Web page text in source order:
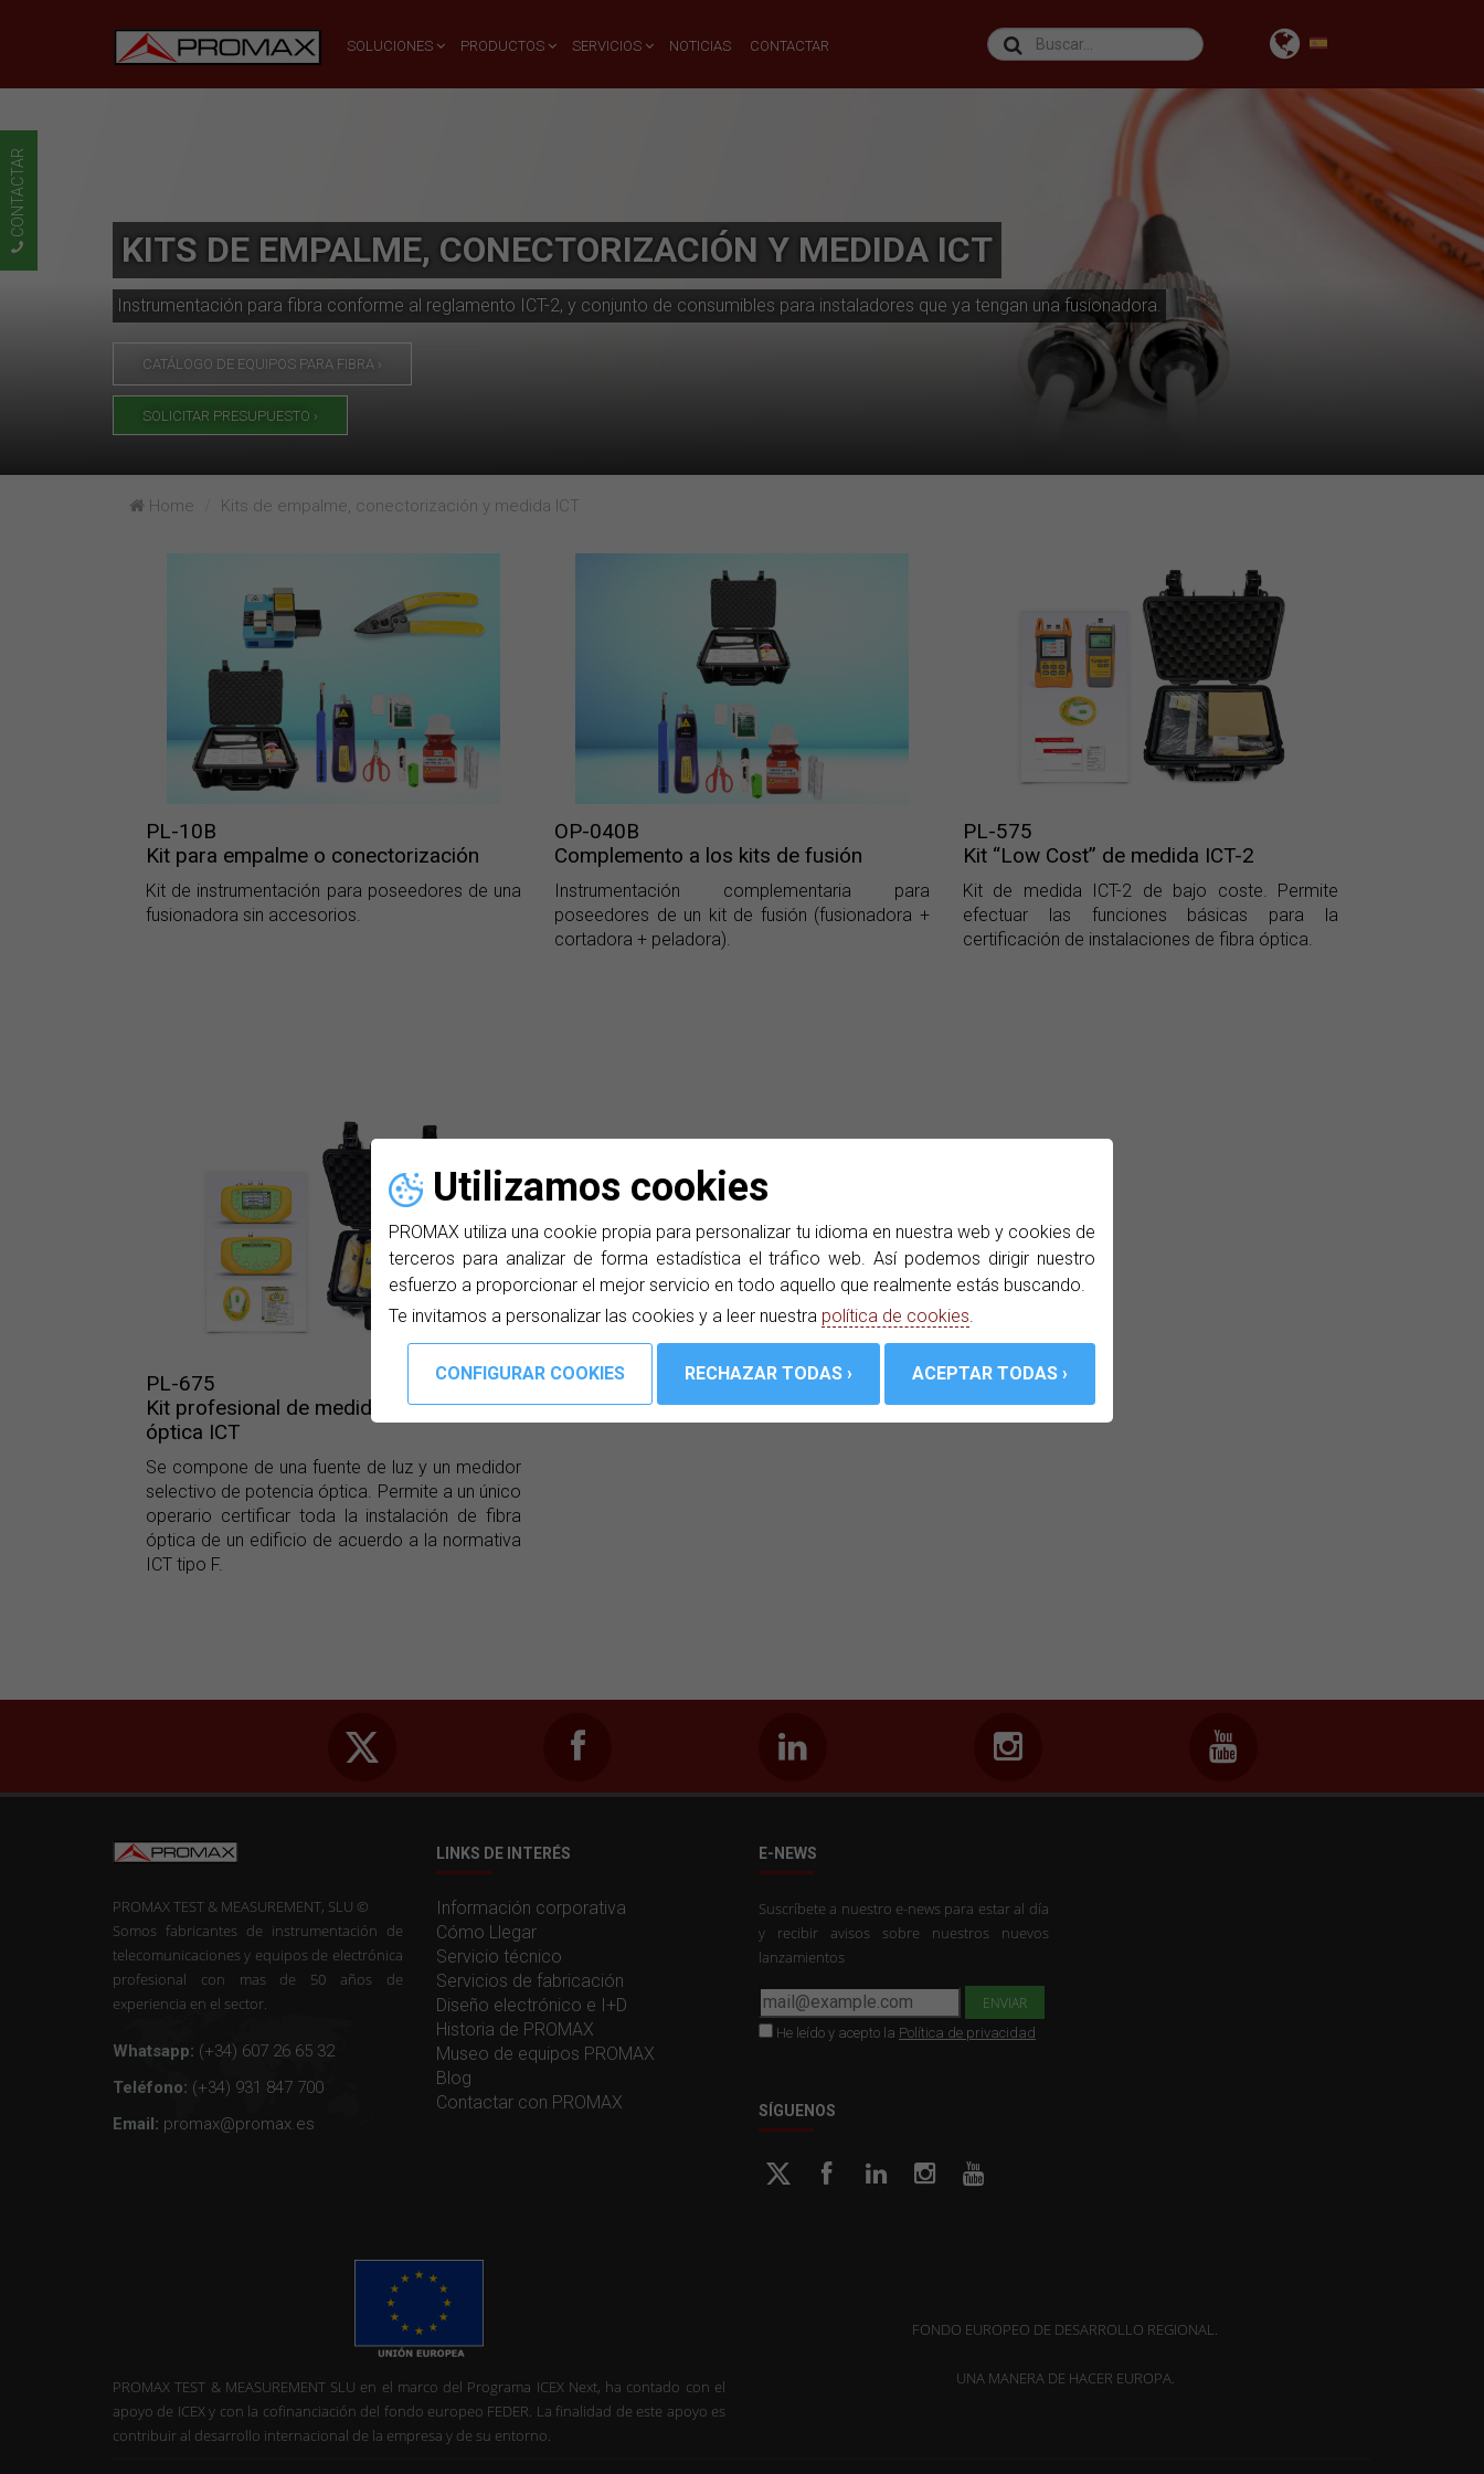
Utilizamos cookies
PROMAX utiliza una cookie propia para personalizar tu idioma en nuestra web y cookies de
terceros para analizar de forma estadística el tráfico web. Así podemos dirigir nuestro
esfuerzo a proporcionar el mejor servicio en todo aquello que realmente estás buscando.
Te invitamos a personalizar las cookies y a leer nuestra política de cookies.
SOLUCIONES PRODUCTOS SERVICIOS NOTICIAS CONTACTAR
KITS DE EMPALME, CONECTORIZACIÓN Y MEDIDA ICT
Instrumentación para fibra conforme al reglamento ICT-2, y conjunto de consumibles para instaladores que ya tengan una fusionadora.
CATÁLOGO DE EQUIPOS PARA FIBRA ›
SOLICITAR PRESUPUESTO ›
Home Kits de empalme, conectorización y medida ICT
PL-10B
Kit para empalme o conectorización
Kit de instrumentación para poseedores de una
fusionadora sin accesorios.
OP-040B
Complemento a los kits de fusión
Instrumentación complementaria para
poseedores de un kit de fusión (fusionadora +
cortadora + peladora).
PL-575
Kit “Low Cost” de medida ICT-2
Kit de medida ICT-2 de bajo coste. Permite
efectuar las funciones básicas para la
certificación de instalaciones de fibra óptica.
PL-675
Kit profesional de medida de fibra
óptica ICT
Se compone de una fuente de luz y un medidor
selectivo de potencia óptica. Permite a un único
operario certificar toda la instalación de fibra
óptica de un edificio de acuerdo a la normativa
ICT tipo F.
PROMAX TEST & MEASUREMENT, SLU ©
Somos fabricantes de instrumentación de
telecomunicaciones y equipos de electrónica
profesional con mas de 50 años de
experiencia en el sector.
Whatsapp: (+34) 607 26 65 32
Teléfono: (+34) 931 847 700
Email: promax@promax.es
LINKS DE INTERÉS
Información corporativa
Cómo Llegar
Servicio técnico
Servicios de fabricación
Diseño electrónico e I+D
Historia de PROMAX
Museo de equipos PROMAX
Blog
Contactar con PROMAX
E-NEWS
Suscríbete a nuestro e-news para estar al día
y recibir avisos sobre nuestros nuevos
lanzamientos
He leído y acepto la Política de privacidad
SÍGUENOS
PROMAX TEST & MEASUREMENT SLU en el marco del Programa ICEX Next, ha contado con el
apoyo de ICEX y con la cofinanciación del fondo europeo FEDER. La finalidad de este apoyo es
contribuir al desarrollo internacional de la empresa y de su entorno.
FONDO EUROPEO DE DESARROLLO REGIONAL.
UNA MANERA DE HACER EUROPA.
CONTACTAR